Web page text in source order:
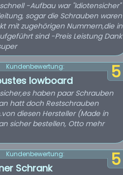
-Aufbau war "Idiotensicher"
sogar die Schrauben waren
mit zugehörigen Nummern,die in
sind -Preis Leistung Dank
5
Kundenbewertung:
lowboard
haben paar Schrauben
hatt doch Restschrauben
diesen Hersteller (Made in
sicher bestellen, Otto mehr
5
Kundenbewertung:
Schrank